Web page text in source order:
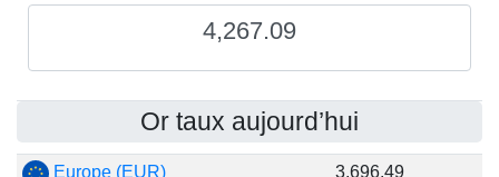
4,267.09
Or taux aujourd’hui
Europe (EUR)
3,696.49